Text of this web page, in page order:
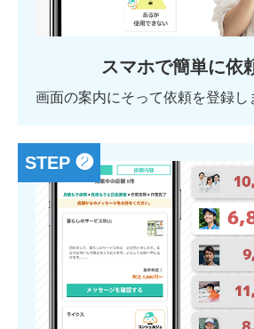
スマホで簡単に依
画面の案内にそって依頼を登録し
STEP ❷